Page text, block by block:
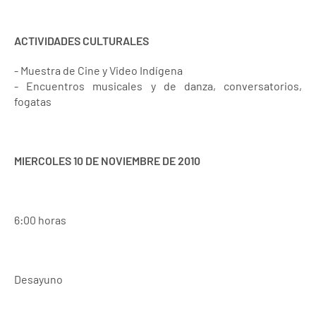
ACTIVIDADES CULTURALES
- Muestra de Cine y Video Indígena
- Encuentros musicales y de danza, conversatorios,
fogatas
MIERCOLES 10 DE NOVIEMBRE DE 2010
6:00 horas
Desayuno